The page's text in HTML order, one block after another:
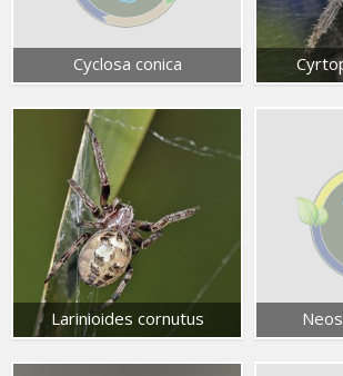
Cyclosa conica
Larinioides cornutus